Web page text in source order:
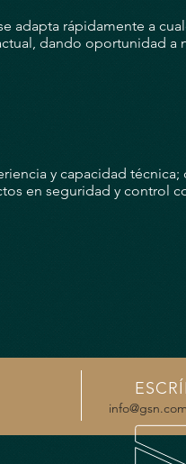
adapta rápidamente a
dando oportunidad a
y capacidad técnica;
en seguridad y control